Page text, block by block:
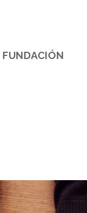
FUNDACIÓN